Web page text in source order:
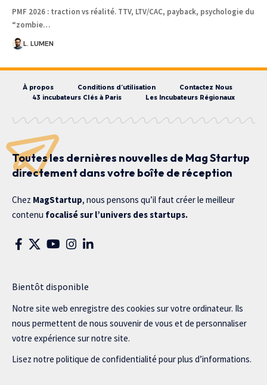
PMF 2026 : traction vs réalité. TTV, LTV/CAC, payback, psychologie du
“zombie…
L. LUMEN
À propos Conditions d’utilisation
Contactez Nous
43 incubateurs Clés à Paris
Les Incubateurs Régionaux
Toutes les dernières nouvelles de Mag Startup
directement dans votre boîte de réception
Chez MagStartup, nous pensons qu’il faut créer le meilleur
contenu focalisé sur l’univers des startups.
Bientôt disponible
Notre site web enregistre des cookies sur votre ordinateur. Ils
nous permettent de nous souvenir de vous et de personnaliser
votre expérience sur notre site.
Lisez notre politique de confidentialité pour plus d’informations.